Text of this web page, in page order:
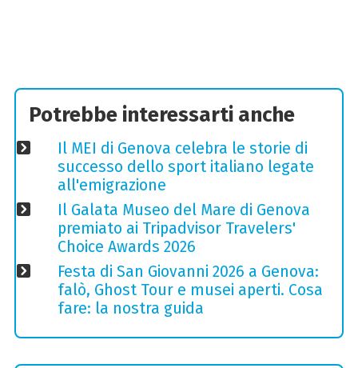
Potrebbe interessarti anche
Il MEI di Genova celebra le storie di
successo dello sport italiano legate
all'emigrazione
Il Galata Museo del Mare di Genova
premiato ai Tripadvisor Travelers'
Choice Awards 2026
Festa di San Giovanni 2026 a Genova:
falò, Ghost Tour e musei aperti. Cosa
fare: la nostra guida